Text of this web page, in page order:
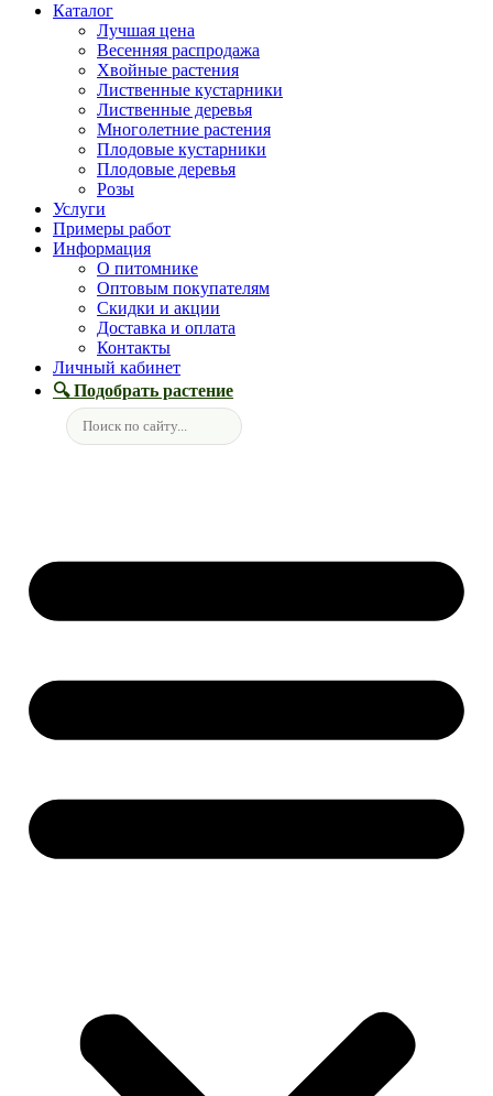
Каталог
Лучшая цена
Весенняя распродажа
Хвойные растения
Лиственные кустарники
Лиственные деревья
Многолетние растения
Плодовые кустарники
Плодовые деревья
Розы
Услуги
Примеры работ
Информация
О питомнике
Оптовым покупателям
Скидки и акции
Доставка и оплата
Контакты
Личный кабинет
🔍 Подобрать растение